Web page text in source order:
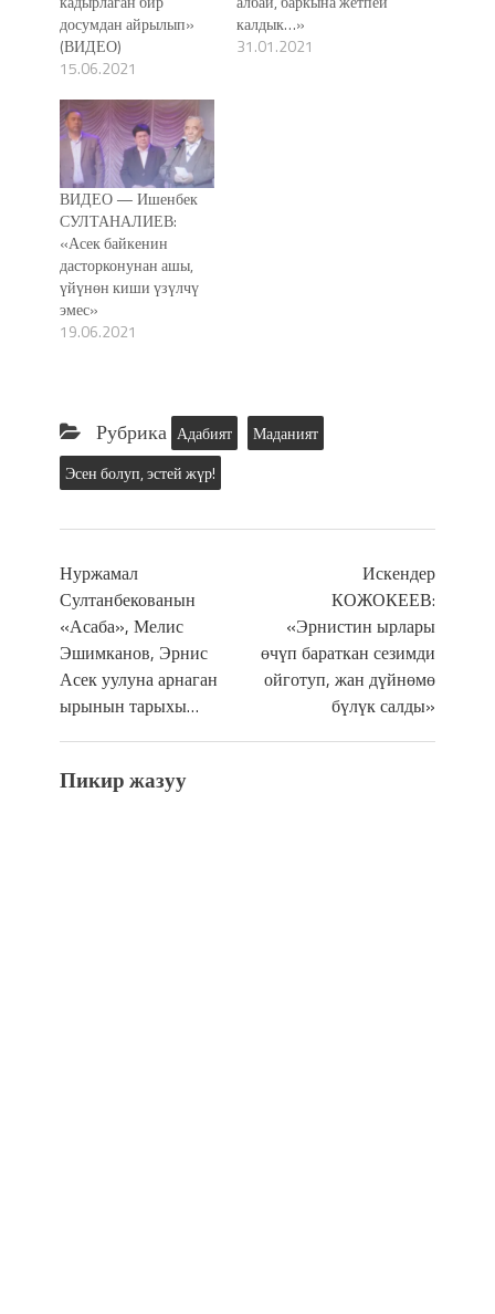
досумдан айрылып»
(ВИДЕО)
15.06.2021
калдык…»
31.01.2021
ВИДЕО — Ишенбек
СУЛТАНАЛИЕВ:
«Асек байкенин
дасторконунан ашы,
үйүнөн киши үзүлчү
эмес»
19.06.2021
Рубрика Адабият
Маданият
Эсен болуп, эстей жүр!
Нуржамал
Султанбекованын
«Асаба», Мелис
Эшимканов, Эрнис
Асек уулуна арнаган
ырынын тарыхы…
Искендер
КОЖОКЕЕВ:
«Эрнистин ырлары
өчүп бараткан сезимди
ойготуп, жан дүйнөмө
бүлүк салды»
Пикир жазуу